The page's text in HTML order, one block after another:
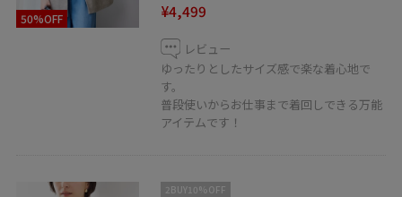
50%OFF ¥4,499
レビュー
ゆったりとしたサイズ感で楽な着心地で
す。
普段使いからお仕事まで着回しできる万能
アイテムです！
2BUY10%OFF